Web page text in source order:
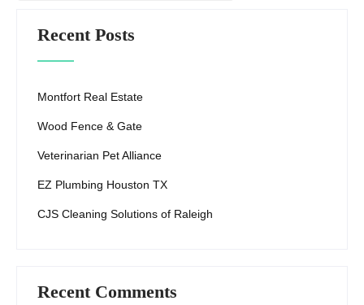
Recent Posts
Montfort Real Estate
Wood Fence & Gate
Veterinarian Pet Alliance
EZ Plumbing Houston TX
CJS Cleaning Solutions of Raleigh
Recent Comments